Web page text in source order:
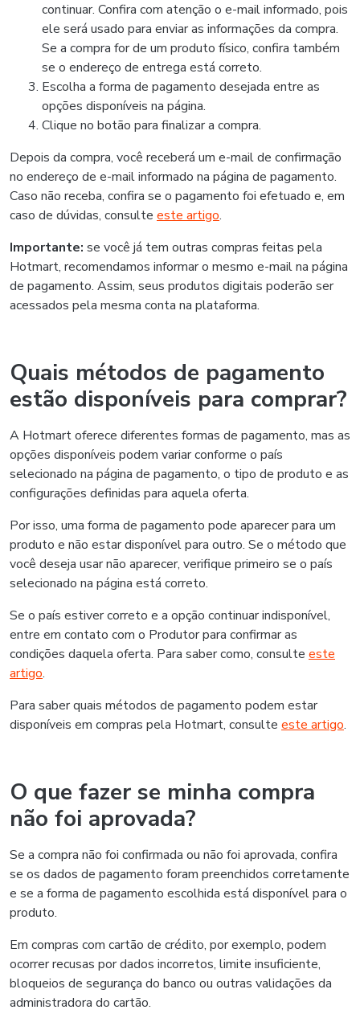
continuar. Confira com atenção o e-mail informado, pois
ele será usado para enviar as informações da compra.
Se a compra for de um produto físico, confira também
se o endereço de entrega está correto.
Escolha a forma de pagamento desejada entre as
opções disponíveis na página.
Clique no botão para finalizar a compra.
Depois da compra, você receberá um e-mail de confirmação
no endereço de e-mail informado na página de pagamento.
Caso não receba, confira se o pagamento foi efetuado e, em
caso de dúvidas, consulte este artigo.
Importante: se você já tem outras compras feitas pela
Hotmart, recomendamos informar o mesmo e-mail na página
de pagamento. Assim, seus produtos digitais poderão ser
acessados pela mesma conta na plataforma.
Quais métodos de pagamento
estão disponíveis para comprar?
A Hotmart oferece diferentes formas de pagamento, mas as
opções disponíveis podem variar conforme o país
selecionado na página de pagamento, o tipo de produto e as
configurações definidas para aquela oferta.
Por isso, uma forma de pagamento pode aparecer para um
produto e não estar disponível para outro. Se o método que
você deseja usar não aparecer, verifique primeiro se o país
selecionado na página está correto.
Se o país estiver correto e a opção continuar indisponível,
entre em contato com o Produtor para confirmar as
condições daquela oferta. Para saber como, consulte este
artigo.
Para saber quais métodos de pagamento podem estar
disponíveis em compras pela Hotmart, consulte este artigo.
O que fazer se minha compra
não foi aprovada?
Se a compra não foi confirmada ou não foi aprovada, confira
se os dados de pagamento foram preenchidos corretamente
e se a forma de pagamento escolhida está disponível para o
produto.
Em compras com cartão de crédito, por exemplo, podem
ocorrer recusas por dados incorretos, limite insuficiente,
bloqueios de segurança do banco ou outras validações da
administradora do cartão.